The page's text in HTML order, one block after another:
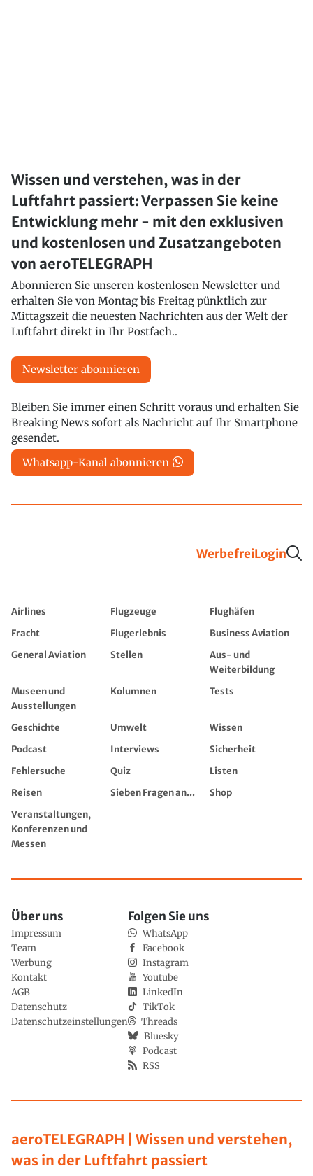
Wissen und verstehen, was in der
Luftfahrt passiert: Verpassen Sie keine
Entwicklung mehr - mit den exklusiven
und kostenlosen und Zusatzangeboten
von aeroTELEGRAPH
Abonnieren Sie unseren kostenlosen Newsletter und
erhalten Sie von Montag bis Freitag pünktlich zur
Mittagszeit die neuesten Nachrichten aus der Welt der
Luftfahrt direkt in Ihr Postfach..
Newsletter abonnieren
Bleiben Sie immer einen Schritt voraus und erhalten Sie
Breaking News sofort als Nachricht auf Ihr Smartphone
gesendet.
Whatsapp-Kanal abonnieren
WerbefreiLogin
Airlines Flugzeuge
Flughäfen
Fracht
Flugerlebnis
Business Aviation
General Aviation
Stellen
Aus- und
Weiterbildung
Museen und
Ausstellungen
Kolumnen Tests
Geschichte Umwelt
Wissen
Podcast
Interviews
Sicherheit
Fehlersuche
Quiz
Listen
Reisen
Sieben Fragen an...
Shop
Veranstaltungen,
Konferenzen und
Messen
aeroTELEGRAPH | Wissen und verstehen,
was in der Luftfahrt passiert
Über uns
Impressum
Team
Werbung
Kontakt
AGB
Datenschutz
Datenschutzeinstellungen
Folgen Sie uns
WhatsApp
Facebook
Instagram
Youtube
LinkedIn
TikTok
Threads
Bluesky
Podcast
RSS